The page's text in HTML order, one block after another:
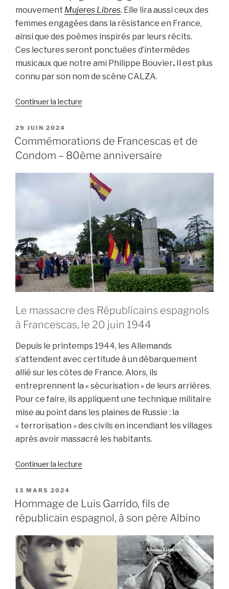
mouvement Mujeres Libres. Elle lira aussi ceux des
femmes engagées dans la résistance en France,
ainsi que des poèmes inspirés par leurs récits.
Ces lectures seront ponctuées d’intermèdes
musicaux que notre ami Philippe Bouvier. Il est plus
connu par son nom de scène CALZA.
Continuer la lecture
–
invitée
à
la
journée
2024
de
MER
47 »
PUBLIÉ
LE
29 JUIN 2024
Commémorations de Francescas et de
Condom – 80ème anniversaire
Le massacre des Républicains espagnols
à Francescas, le 20 juin 1944
Depuis le printemps 1944, les Allemands
s’attendent avec certitude à un débarquement
allié sur les côtes de France. Alors, ils
entreprennent la « sécurisation » de leurs arrières.
Pour ce faire, ils appliquent une technique militaire
mise au point dans les plaines de Russie : la
« terrorisation » des civils en incendiant les villages
après avoir massacré les habitants.
Continuer la lecture
Francescas
de
Condom
anniversaire »
PUBLIÉ
LE
13 MARS 2024
Hommage de Luis Garrido, fils de
républicain espagnol, à son père Albino